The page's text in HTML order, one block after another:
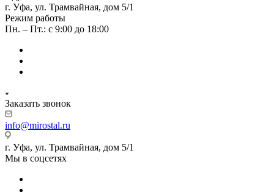
г. Уфа, ул. Трамвайная, дом 5/1
Режим работы
Пн. – Пт.: с 9:00 до 18:00
Заказать звонок
info@mirostal.ru
г. Уфа, ул. Трамвайная, дом 5/1
Мы в соцсетях